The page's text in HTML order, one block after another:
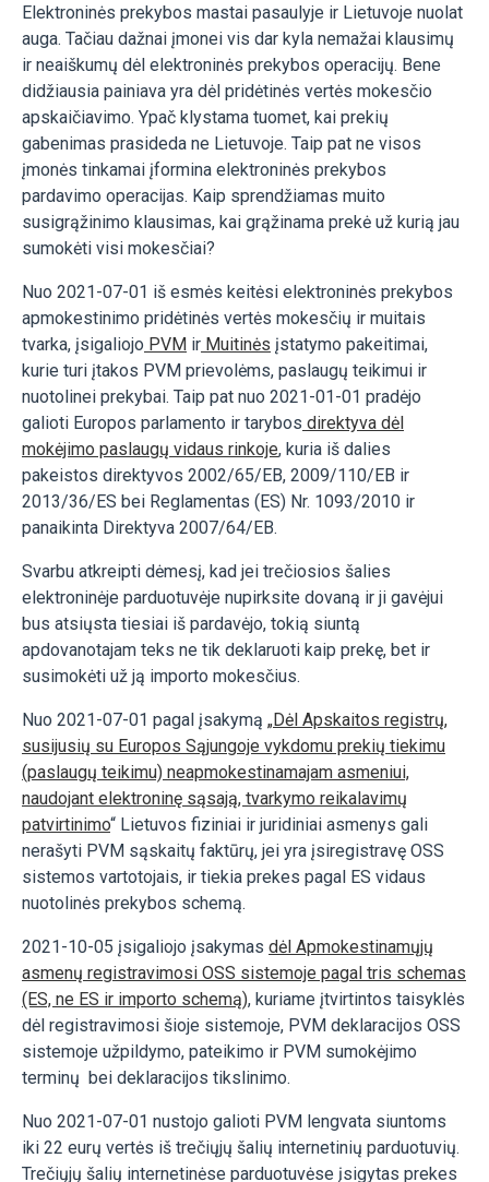
Elektroninės prekybos mastai pasaulyje ir Lietuvoje nuolat
auga. Tačiau dažnai įmonei vis dar kyla nemažai klausimų
ir neaiškumų dėl elektroninės prekybos operacijų. Bene
didžiausia painiava yra dėl pridėtinės vertės mokesčio
apskaičiavimo. Ypač klystama tuomet, kai prekių
gabenimas prasideda ne Lietuvoje. Taip pat ne visos
įmonės tinkamai įformina elektroninės prekybos
pardavimo operacijas. Kaip sprendžiamas muito
susigrąžinimo klausimas, kai grąžinama prekė už kurią jau
sumokėti visi mokesčiai?
Nuo 2021-07-01 iš esmės keitėsi elektroninės prekybos
apmokestinimo pridėtinės vertės mokesčių ir muitais
tvarka, įsigaliojo PVM ir Muitinės įstatymo pakeitimai,
kurie turi įtakos PVM prievolėms, paslaugų teikimui ir
nuotolinei prekybai. Taip pat nuo 2021-01-01 pradėjo
galioti Europos parlamento ir tarybos direktyva dėl
mokėjimo paslaugų vidaus rinkoje, kuria iš dalies
pakeistos direktyvos 2002/65/EB, 2009/110/EB ir
2013/36/ES bei Reglamentas (ES) Nr. 1093/2010 ir
panaikinta Direktyva 2007/64/EB.
Svarbu atkreipti dėmesį, kad jei trečiosios šalies
elektroninėje parduotuvėje nupirksite dovaną ir ji gavėjui
bus atsiųsta tiesiai iš pardavėjo, tokią siuntą
apdovanotajam teks ne tik deklaruoti kaip prekę, bet ir
susimokėti už ją importo mokesčius.
Nuo 2021-07-01 pagal įsakymą „Dėl Apskaitos registrų,
susijusių su Europos Sąjungoje vykdomu prekių tiekimu
(paslaugų teikimu) neapmokestinamajam asmeniui,
naudojant elektroninę sąsają, tvarkymo reikalavimų
patvirtinimo“ Lietuvos fiziniai ir juridiniai asmenys gali
nerašyti PVM sąskaitų faktūrų, jei yra įsiregistravę OSS
sistemos vartotojais, ir tiekia prekes pagal ES vidaus
nuotolinės prekybos schemą.
2021-10-05 įsigaliojo įsakymas dėl Apmokestinamųjų
asmenų registravimosi OSS sistemoje pagal tris schemas
(ES, ne ES ir importo schemą), kuriame įtvirtintos taisyklės
dėl registravimosi šioje sistemoje, PVM deklaracijos OSS
sistemoje užpildymo, pateikimo ir PVM sumokėjimo
terminų bei deklaracijos tikslinimo.
Nuo 2021-07-01 nustojo galioti PVM lengvata siuntoms
iki 22 eurų vertės iš trečiųjų šalių internetinių parduotuvių.
Trečiųjų šalių internetinėse parduotuvėse įsigytas prekes